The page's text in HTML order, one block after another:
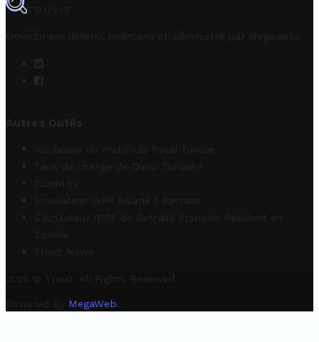
TROVIT
trovit.tn est détenu, maintenu et administré par Megaweb
Autres Outils
Validateur de matricule fiscal Tunisie
Taux de change de Dinar Tunisien
TuniRIBs
Simulateur IRPP Salarié / Retraité
Calculateur IRPP de Retraité Français Résident en
Tunisie
Trovit News
2025 © Trovit. All Rights Reserved.
Powered By MegaWeb